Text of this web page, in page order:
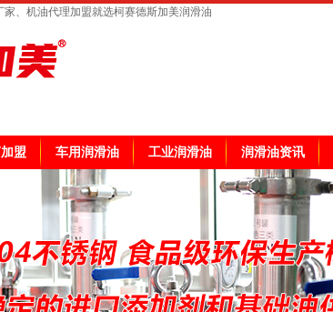
、机油代理加盟就选柯赛德斯加美润滑油
盟 车用润滑油 工业润滑油 润滑油资讯